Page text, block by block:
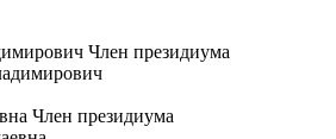
Член президиума
Член президиума